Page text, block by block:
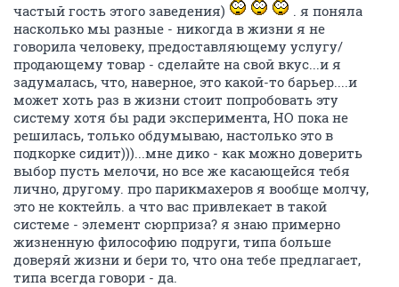
частый гость этого заведения)
. я поняла
насколько мы разные - никогда в жизни я не
говорила человеку, предоставляющему услугу/
продающему товар - сделайте на свой вкус...и я
задумалась, что, наверное, это какой-то барьер....и
может хоть раз в жизни стоит попробовать эту
систему хотя бы ради эксперимента, НО пока не
решилась, только обдумываю, настолько это в
подкорке сидит)))...мне дико - как можно доверить
выбор пусть мелочи, но все же касающейся тебя
лично, другому. про парикмахеров я вообще молчу,
это не коктейль. а что вас привлекает в такой
системе - элемент сюрприза? я знаю примерно
жизненную философию подруги, типа больше
доверяй жизни и бери то, что она тебе предлагает,
типа всегда говори - да.